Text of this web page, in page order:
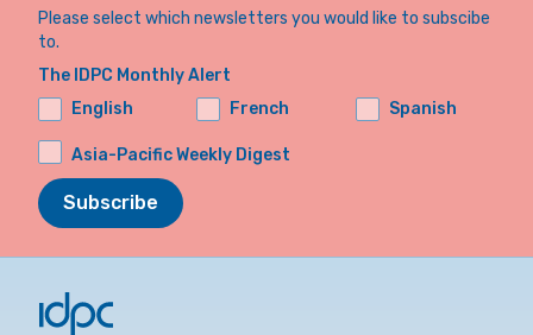
Please select which newsletters you would like to subscibe
to.
The IDPC Monthly Alert
English
French Spanish
Asia-Pacific Weekly Digest
Subscribe